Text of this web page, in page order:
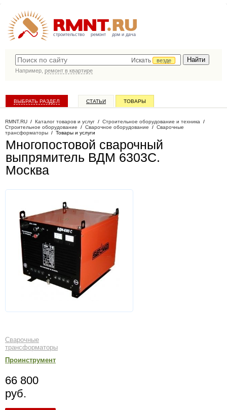
строительство ремонт дом и дача
Искать
везде
Например, ремонт в квартире
ВЫБРАТЬ РАЗДЕЛ СТАТЬИ ТОВАРЫ
RMNT.RU / Каталог товаров и услуг / Строительное оборудование и техника /
Строительное оборудование / Сварочное оборудование / Сварочные
трансформаторы / Товары и услуги
Многопостовой сварочный
выпрямитель ВДМ 6303С.
Москва
Сварочные
трансформаторы
Проинструмент
66 800
руб.